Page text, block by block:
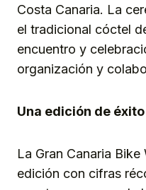
Costa Canaria. La
el tradicional cóctel
encuentro y
organización y
Una edición de
La Gran Canaria
edición con cifras